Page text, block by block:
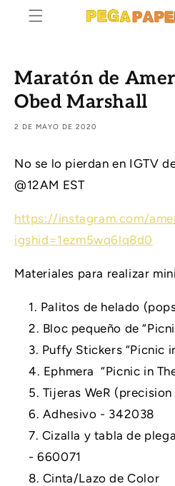
Maratón de
Obed Marshall
2 DE MAYO DE 2020
No se lo pierdan en IGTV
@12AM EST
https://instagram.com/
igshid=1ezm5wq6lq8d0
Materiales para realizar
Palitos de helado
Bloc pequeño de
Puffy Stickers “Picnic
Ephmera“Picnic in
Tijeras WeR
Adhesivo - 342038
Cizalla y tabla de
- 660071
Cinta/Lazo de Color